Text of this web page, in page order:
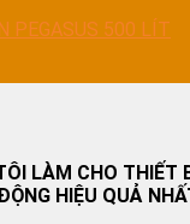
PEGASUS 500 LÍT
LÀM CHO THIẾT
HIỆU QUẢ